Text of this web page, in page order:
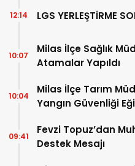
LGS YERLEŞTİRME
12:14
Milas İlçe Sağlık
Atamalar Yapıldı
10:07
Milas İlçe Tarım
Yangın Güvenliği
10:04
Fevzi Topuz’dan
Destek Mesajı
09:41